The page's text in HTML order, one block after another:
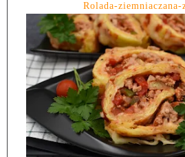
Rolada-ziemniaczana-